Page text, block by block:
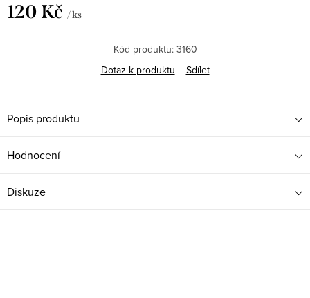
120 Kč / ks
Kód produktu: 3160
Dotaz k produktu
Sdílet
Popis produktu
Hodnocení
Diskuze